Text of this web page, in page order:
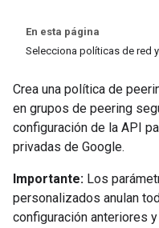
En esta página
Selecciona políticas de red
Crea una política de
en grupos de peering
configuración de la API
privadas de Google.
Importante: Los
personalizados anulan
configuración anteriores